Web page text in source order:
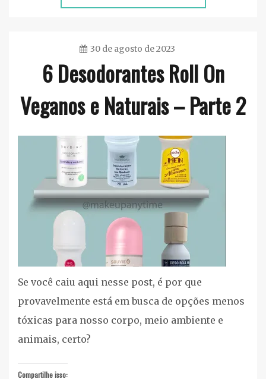
30 de agosto de 2023
Ester
Sena
Silva
6 Desodorantes Roll On
Veganos e Naturais – Parte 2
e
Banho,
Cuidados
Pessoais
Se você caiu aqui nesse post, é por que
provavelmente está em busca de opções menos
tóxicas para nosso corpo, meio ambiente e
animais, certo?
Compartilhe isso: